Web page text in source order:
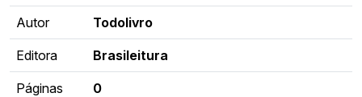
Autor Todolivro
Editora Brasileitura
Páginas 0